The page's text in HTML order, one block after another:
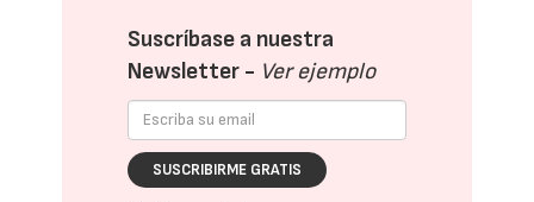
Suscríbase a nuestra
Newsletter - Ver ejemplo
SUSCRIBIRME GRATIS